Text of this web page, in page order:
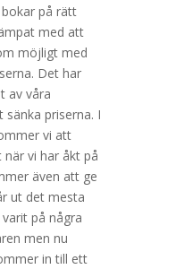
på rätt
med att
möjligt med
Det har
av våra
priserna. I
vi att
vi har åkt på
även att ge
ut det mesta
på några
men nu
in till ett